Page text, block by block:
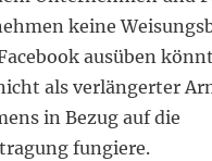
keine
ausüben
als verlängerter
in Bezug auf die
fungiere.